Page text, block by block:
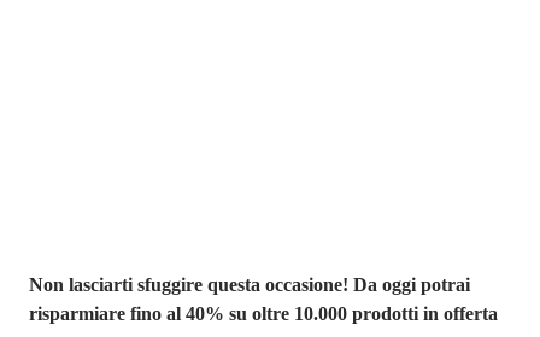
Non lasciarti sfuggire questa occasione! Da oggi potrai
risparmiare fino al 40% su oltre 10.000 prodotti in offerta